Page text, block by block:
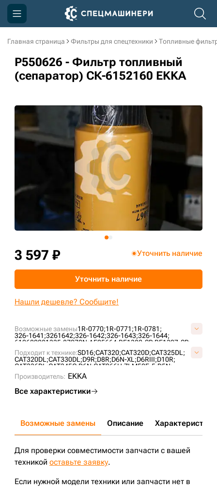
Главная страница Фильтры для спецтехники Топливные
P550626 - Фильтр топливный
(сепаратор) СК-6152160 EKKA
Возможные замены1R-0770;1R-0771;1R-0781;
326-1641;3261642;326-1642;326-1643;326-1644;
612600081335;87970N;AF25664;BF1382-SP;BF1397-SP;
CA1127448;
CU29004;EK1067;FS19995;fs20007;
LAF8777; P228498;P550626;P550900;P614476;PA3822;
SC90014;SK3322;SN55437;SN55441;ST20770;ST22119;
Подходит к технике:SD16;CAT320;CAT320D;CAT325DL;
CAT320DL;CAT330DL;D9R;D8R;D6N-XL;D6RIII;D10R;
CAT336DL;CAT345C;D6N;CAT966H;ZLM50E-5;D5N;
ZL50CN;
CAT966G;
CAT938G-II;
Производитель: EKKA
Все характеристики
3 597 ₽ Уточнить наличие
Уточнить наличие
Нашли дешевле? Сообщите!
Возможные замены Описание Характеристики
Для проверки совместимости запчасти с вашей
техникой оставьте заявку.
Если нужной модели техники или запчасти нет в
Компания
Акции
Информация
Контакты
3D тур по производству
sksale@skdst.ru
+7 (499) 394-50-93